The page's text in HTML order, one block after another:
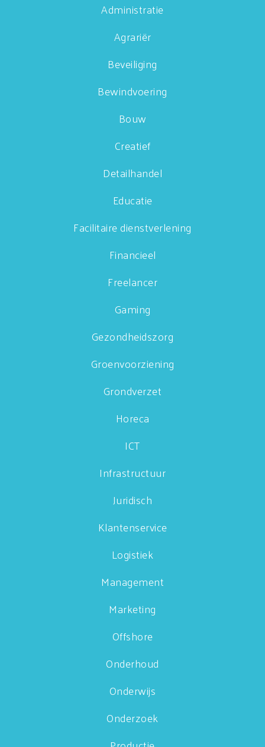
Administratie
Agrariër
Beveiliging
Bewindvoering
Bouw
Creatief
Detailhandel
Educatie
Facilitaire dienstverlening
Financieel
Freelancer
Gaming
Gezondheidszorg
Groenvoorziening
Grondverzet
Horeca
ICT
Infrastructuur
Juridisch
Klantenservice
Logistiek
Management
Marketing
Offshore
Onderhoud
Onderwijs
Onderzoek